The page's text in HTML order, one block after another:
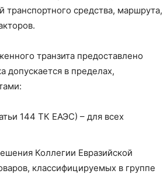
транспортного средства, маршрута,
транзита предоставлено
допускается в пределах,
144 ТК ЕАЭС) – для всех
Коллегии Евразийской
классифицируемых в группе